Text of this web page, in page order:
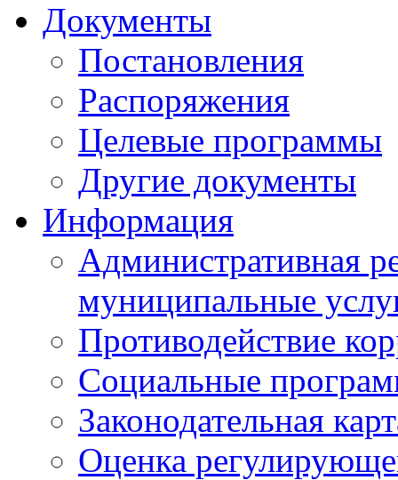
Документы
Постановления
Распоряжения
Целевые программы
Другие документы
Информация
Административная
муниципальные
Противодействие
Социальные
Законодательная
Оценка